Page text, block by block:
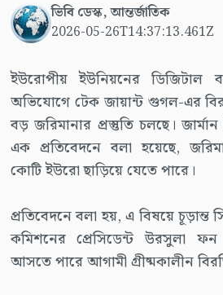
ভিবি ডেস্ক, আন্তর্জাতিক
2026-05-26T14:37:13.461Z
ইউরোপীয় ইউনিয়নের
অভিযোগে টেক জায়ান্ট গুগল-এর
বড় জরিমানার প্রস্তুতি চলছে। জার্মান
এক প্রতিবেদনে বলা হয়েছে,
কোটি ইউরো ছাড়িয়ে যেতে পারে।
প্রতিবেদনে বলা হয়, এ বিষয়ে চূড়ান্ত
কমিশনের প্রেসিডেন্ট উরসুলা
আসতে পারে আগামী গ্রীষ্মকালীন